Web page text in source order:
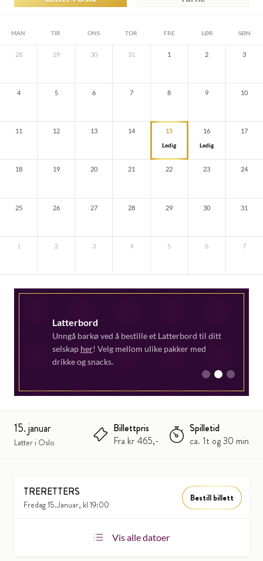
MAN TIR ONS TOR FRE LØR SØN
28 29 30 31 1 2 3
4 5 6 7 8 9 10
11 12 13 14 15
Ledig
16
Ledig
17
18 19 20 21 22 23 24
25 26 27 28 29 30 31
1 2 3 4 5 6 7
Latterbord
Unngå barkø ved å bestille et Latterbord til ditt
selskap her! Velg mellom ulike pakker med
drikke og snacks.
1 2 3
15. januar
Latter i Oslo
Billettpris
Fra kr 465,-
Spilletid
ca. 1t og 30 min
TRERETTERS
Fredag 15.Januar, kl 19:00
Bestill billett
Vis alle datoer